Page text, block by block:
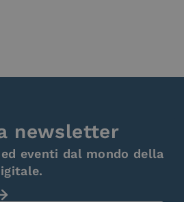
newsletter
eventi dal mondo della